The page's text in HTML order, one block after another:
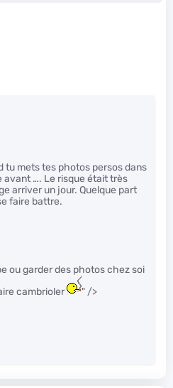
tu mets tes photos persos dans
avant …. Le risque était très
arriver un jour. Quelque part
faire battre.
ou garder des photos chez soi
cambrioler
" />